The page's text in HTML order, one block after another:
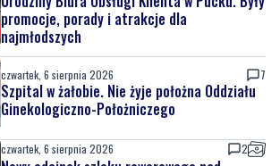
czwartek, 6 sierpnia 2026 7
Szpital w żałobie. Nie żyje położna Oddziału
Ginekologiczno-Położniczego
czwartek, 6 sierpnia 2026 2
Nowy odcinek szlaku rowerowego nad
Bałtykiem. Powodem zmiany budowa
elektrowni jądrowej